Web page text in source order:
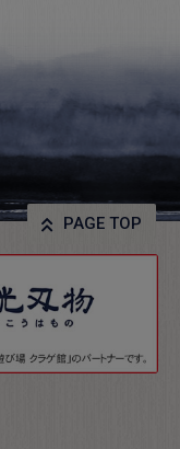
PAGE TOP